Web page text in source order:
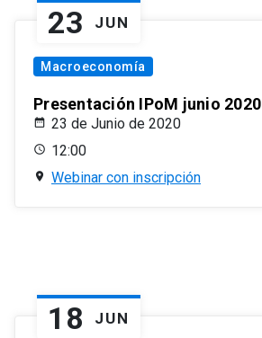
23 JUN
Macroeconomía
Presentación IPoM junio 2020
23 de Junio de 2020
12:00
Webinar con inscripción
18 JUN